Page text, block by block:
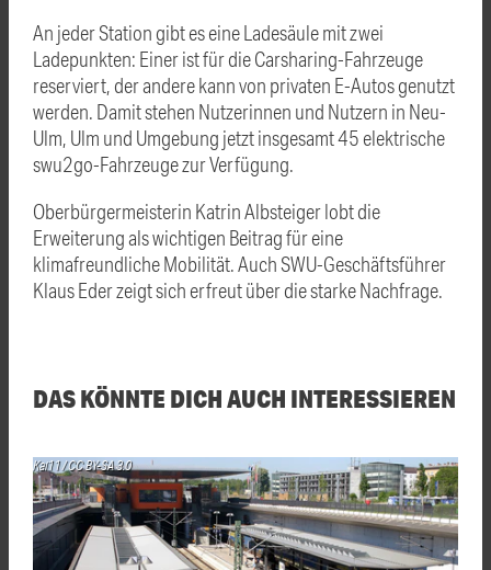
An jeder Station gibt es eine Ladesäule mit zwei
Ladepunkten: Einer ist für die Carsharing-Fahrzeuge
reserviert, der andere kann von privaten E-Autos genutzt
werden. Damit stehen Nutzerinnen und Nutzern in Neu-
Ulm, Ulm und Umgebung jetzt insgesamt 45 elektrische
swu2go-Fahrzeuge zur Verfügung.
Oberbürgermeisterin Katrin Albsteiger lobt die
Erweiterung als wichtigen Beitrag für eine
klimafreundliche Mobilität. Auch SWU-Geschäftsführer
Klaus Eder zeigt sich erfreut über die starke Nachfrage.
DAS KÖNNTE DICH AUCH INTERESSIEREN
Kai11 / CC BY-SA 3.0